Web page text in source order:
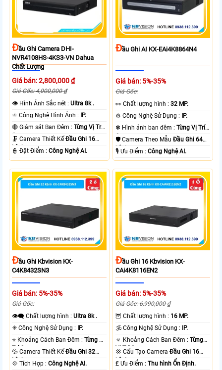
ĐẦu Ghi Camera DHI-
NVR4108HS-4KS3-VN Dahua
Chất Lượng
Giá bán: 2,800,000 ₫
Giá Gốc: 4,000,000 ₫
👁 Hình Ảnh Sắc nét :Ultra 8k .
⚛️ Công Nghệ Hình Ảnh :
IP.
🔴 Giám sát Ban Đêm :Từng Vị Trí
Camera .
🗜️ Camera Thiết KếĐầu Ghi 16
kênh.
️👮 Đặt Điểm :Công Nghệ AI.
ĐẦu Ghi AI KX-EAi4K8864N4
Giá bán: 5%-35%
Giá Gốc:
️👀 Chất lượng hình :32 MP.
⚙ Công Nghệ Sử Dụng :
IP.
❃ Hình ảnh ban đêm :Từng Vị Trí
Camera .
🛡 Camera Theo MẫuĐầu Ghi 64
kênh.
️🎙 Ưu Điểm :Công Nghệ AI.
ĐẦu Ghi Kbvision KX-
C4K8432SN3
Giá bán: 5%-35%
Giá Gốc:
👁️‍🗨 Chất lượng hình :Ultra 8k .
✳️ Công Nghệ Sử Dụng :
IP.
⭐ Khoảng Cách Ban Đêm :Từng Vị
Trí Camera .
💦 Camera Thiết KếĐầu Ghi 32
kênh.
️💠 Tích Hợp :Công Nghệ AI.
ĐẦu Ghi 16 Kbvision KX-
CAi4K8116EN2
Giá bán: 5%-35%
Giá Gốc: 6,990,000 ₫
🦉 Chất lượng hình : 16 MP.
🕉️ Công Nghệ Sử Dụng :
IP.
🔅 Khoảng Cách Ban Đêm :Từng
Vị Trí Camera .
💢 Cấu Tạo CameraĐầu Ghi 16
kênh.
️₤ Ưu Điểm :Thu hình Ổn Định.